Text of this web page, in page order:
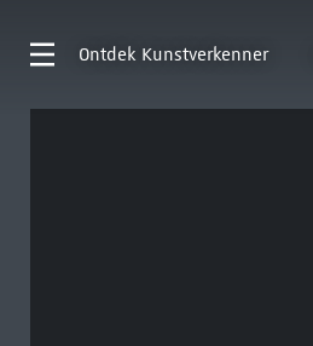
Ontdek Kunstverkenner